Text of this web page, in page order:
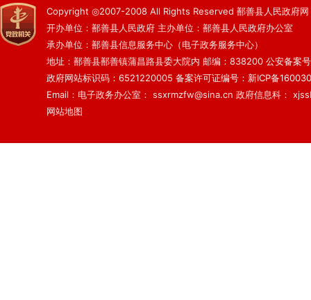
Copyright ◎2007-2008 All Rights Reserved 鄯善县人民政府网
开办单位：鄯善县人民政府 主办单位：鄯善县人民政府办公室
承办单位：鄯善县信息服务中心（电子政务服务中心）
地址：鄯善县鄯善镇蒲昌路县委大院内 邮编：838200 公安备案
政府网站标识码：6521220005 备案许可证编号：新ICP备
Email：电子政务办公室： ssxrmzfw@sina.cn 政府信息科：
网站地图